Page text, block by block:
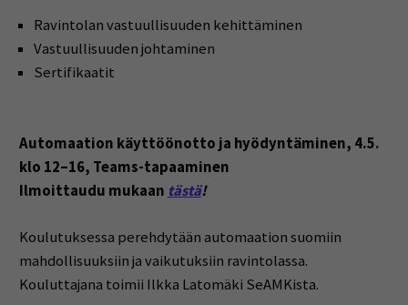
Ravintolan vastuullisuuden kehittäminen
Vastuullisuuden johtaminen
Sertifikaatit
Automaation käyttöönotto ja hyödyntäminen, 4.5.
klo 12–16, Teams-tapaaminen
Ilmoittaudu mukaan tästä!
Koulutuksessa perehdytään automaation suomiin
mahdollisuuksiin ja vaikutuksiin ravintolassa.
Kouluttajana toimii Ilkka Latomäki SeAMKista.